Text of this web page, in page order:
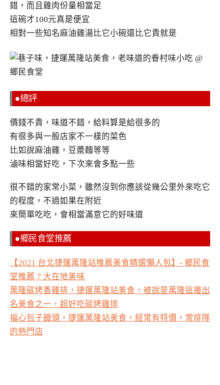
錯，而且雞肉份量相當足
這碗才100元真是便宜
相對一些知名麻油雞湯比它小碗還比它貴就是
●總評
價錢不貴，味道不錯，給料算是給很多的
有很多與一般店家不一樣的菜色
比如說麻油雞，豆漿麵等等
滷味相當好吃，下次來會多點一些
很不錯的家常小菜，雖然沒到你應該從幾公里外來吃它
的程度，不過如果在附近
來簡單吃吃，會相當滿意它的好味道
●鄉民食堂推薦
【2021 台北捷運萬隆站推薦美食精選懶人包】- 鄉民食
堂推薦 7 大在地美味
萬隆碳烤香雞排，捷運萬隆站美食，被說是萬隆這邊出
名美食之一，超好吃碳烤雞排
福心包子饅頭，捷運萬隆站美食，經常有特價，常排隊
的熱門店